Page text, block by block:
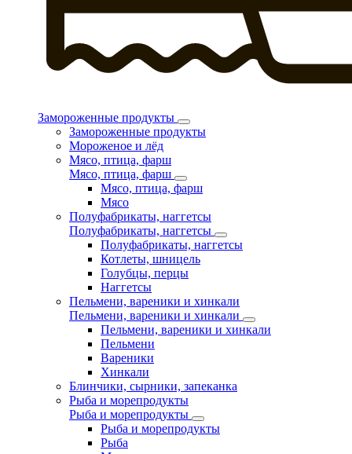
Замороженные продукты
Замороженные продукты
Мороженое и лёд
Мясо, птица, фарш
Мясо, птица, фарш
Мясо, птица, фарш
Мясо
Полуфабрикаты, наггетсы
Полуфабрикаты, наггетсы
Полуфабрикаты, наггетсы
Котлеты, шницель
Голубцы, перцы
Наггетсы
Пельмени, вареники и хинкали
Пельмени, вареники и хинкали
Пельмени, вареники и хинкали
Пельмени
Вареники
Хинкали
Блинчики, сырники, запеканка
Рыба и морепродукты
Рыба и морепродукты
Рыба и морепродукты
Рыба